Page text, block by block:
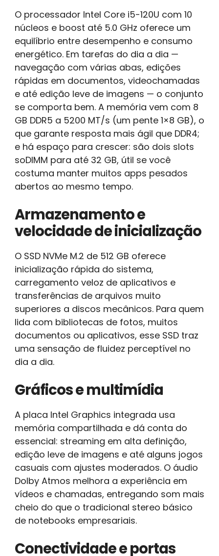
O processador Intel Core i5-120U com 10
núcleos e boost até 5.0 GHz oferece um
equilíbrio entre desempenho e consumo
energético. Em tarefas do dia a dia —
navegação com várias abas, edições
rápidas em documentos, videochamadas
e até edição leve de imagens — o conjunto
se comporta bem. A memória vem com 8
GB DDR5 a 5200 MT/s (um pente 1×8 GB), o
que garante resposta mais ágil que DDR4;
e há espaço para crescer: são dois slots
soDIMM para até 32 GB, útil se você
costuma manter muitos apps pesados
abertos ao mesmo tempo.
Armazenamento e
velocidade de inicialização
O SSD NVMe M.2 de 512 GB oferece
inicialização rápida do sistema,
carregamento veloz de aplicativos e
transferências de arquivos muito
superiores a discos mecânicos. Para quem
lida com bibliotecas de fotos, muitos
documentos ou aplicativos, esse SSD traz
uma sensação de fluidez perceptível no
dia a dia.
Gráficos e multimídia
A placa Intel Graphics integrada usa
memória compartilhada e dá conta do
essencial: streaming em alta definição,
edição leve de imagens e até alguns jogos
casuais com ajustes moderados. O áudio
Dolby Atmos melhora a experiência em
vídeos e chamadas, entregando som mais
cheio do que o tradicional stereo básico
de notebooks empresariais.
Conectividade e portas